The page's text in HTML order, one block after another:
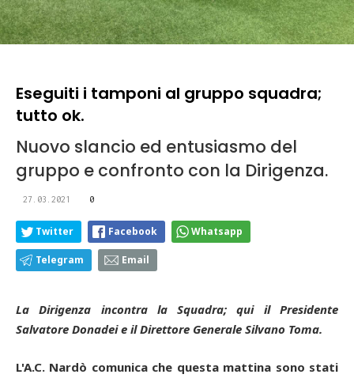
Eseguiti i tamponi al gruppo squadra;
tutto ok.
Nuovo slancio ed entusiasmo del
gruppo e confronto con la Dirigenza.
27.03.2021 0
Twitter Facebook Whatsapp
Telegram Email
La Dirigenza incontra la Squadra; qui il Presidente
Salvatore Donadei e il Direttore Generale Silvano Toma.
L'A.C. Nardò comunica che questa mattina sono stati